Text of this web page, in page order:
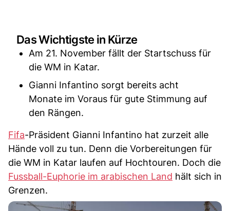
Das Wichtigste in Kürze
Am 21. November fällt der Startschuss für
die WM in Katar.
Gianni Infantino sorgt bereits acht
Monate im Voraus für gute Stimmung auf
den Rängen.
Fifa-Präsident Gianni Infantino hat zurzeit alle
Hände voll zu tun. Denn die Vorbereitungen für
die WM in Katar laufen auf Hochtouren. Doch die
Fussball-Euphorie im arabischen Land hält sich in
Grenzen.